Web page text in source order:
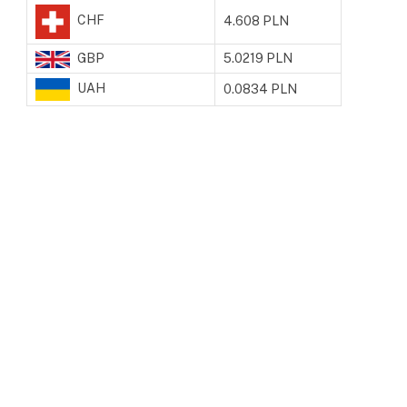
CHF 4.608 PLN
GBP 5.0219 PLN
UAH 0.0834 PLN